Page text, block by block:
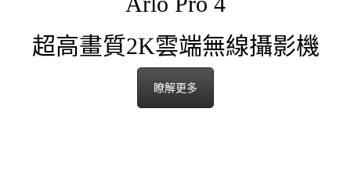
超高畫質2K雲端無線攝影機
瞭解更多